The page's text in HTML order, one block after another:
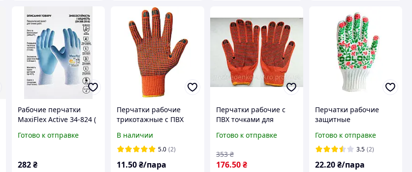
Рабочие перчатки
MaxiFlex Active 34-824 (
Готово к отправке
282₴
Перчатки рабочие
трикотажные с ПВХ
В наличии
5.0 (2)
11.50₴/пара
Перчатки рабочие с
ПВХ точками для
строительстве и
Готово к отправке
176.50 ₴
353 ₴
Перчатки рабочие
защитные
рисунком Doloni
Садовые 620, р.9
Готово к отправке
3.5 (2)
22.20₴/пара